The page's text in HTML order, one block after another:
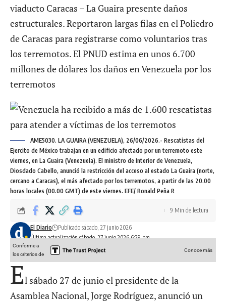
viaducto Caracas – La Guaira presente daños
estructurales. Reportaron largas filas en el Poliedro
de Caracas para registrarse como voluntarios tras
los terremotos. El PNUD estima en unos 6.700
millones de dólares los daños en Venezuela por los
terremotos
AME5030. LA GUAIRA (VENEZUELA), 26/06/2026.- Rescatistas del
Ejercito de México trabajan en un edificio afectado por un terremoto este
viernes, en La Guaira (Venezuela). El ministro de Interior de Venezuela,
Diosdado Cabello, anunció la restricción del acceso al estado La Guaira (norte,
cercano a Caracas), el más afectado por los terremotos, a partir de las 20.00
horas locales (00.00 GMT) de este viernes. EFE/ Ronald Peña R
Última actualización sábado, 27 junio 2026 6:29 pm
El Diario Publicado sábado, 27 junio 2026
9 Min de lectura
Conforme a
los criterios de
Conoce más
El sábado 27 de junio el presidente de la
Asamblea Nacional, Jorge Rodríguez, anunció un